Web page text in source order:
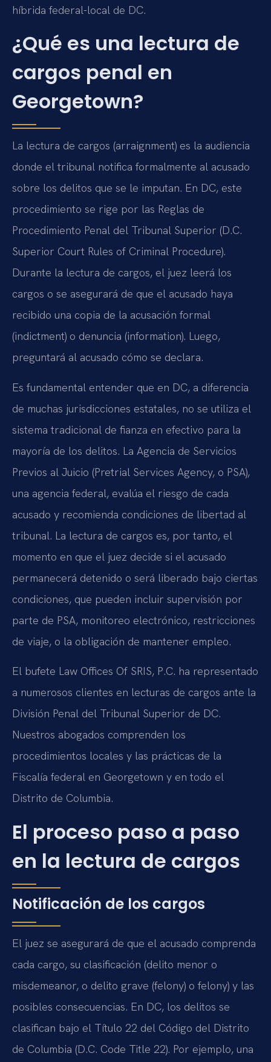
híbrida federal-local de DC.
¿Qué es una lectura de
cargos penal en
Georgetown?
La lectura de cargos (arraignment) es la audiencia
donde el tribunal notifica formalmente al acusado
sobre los delitos que se le imputan. En DC, este
procedimiento se rige por las Reglas de
Procedimiento Penal del Tribunal Superior (D.C.
Superior Court Rules of Criminal Procedure).
Durante la lectura de cargos, el juez leerá los
cargos o se asegurará de que el acusado haya
recibido una copia de la acusación formal
(indictment) o denuncia (information). Luego,
preguntará al acusado cómo se declara.
Es fundamental entender que en DC, a diferencia
de muchas jurisdicciones estatales, no se utiliza el
sistema tradicional de fianza en efectivo para la
mayoría de los delitos. La Agencia de Servicios
Previos al Juicio (Pretrial Services Agency, o PSA),
una agencia federal, evalúa el riesgo de cada
acusado y recomienda condiciones de libertad al
tribunal. La lectura de cargos es, por tanto, el
momento en que el juez decide si el acusado
permanecerá detenido o será liberado bajo ciertas
condiciones, que pueden incluir supervisión por
parte de PSA, monitoreo electrónico, restricciones
de viaje, o la obligación de mantener empleo.
El bufete Law Offices Of SRIS, P.C. ha representado
a numerosos clientes en lecturas de cargos ante la
División Penal del Tribunal Superior de DC.
Nuestros abogados comprenden los
procedimientos locales y las prácticas de la
Fiscalía federal en Georgetown y en todo el
Distrito de Columbia.
El proceso paso a paso
en la lectura de cargos
Notificación de los cargos
El juez se asegurará de que el acusado comprenda
cada cargo, su clasificación (delito menor o
misdemeanor, o delito grave (felony) o felony) y las
posibles consecuencias. En DC, los delitos se
clasifican bajo el Título 22 del Código del Distrito
de Columbia (D.C. Code Title 22). Por ejemplo, una